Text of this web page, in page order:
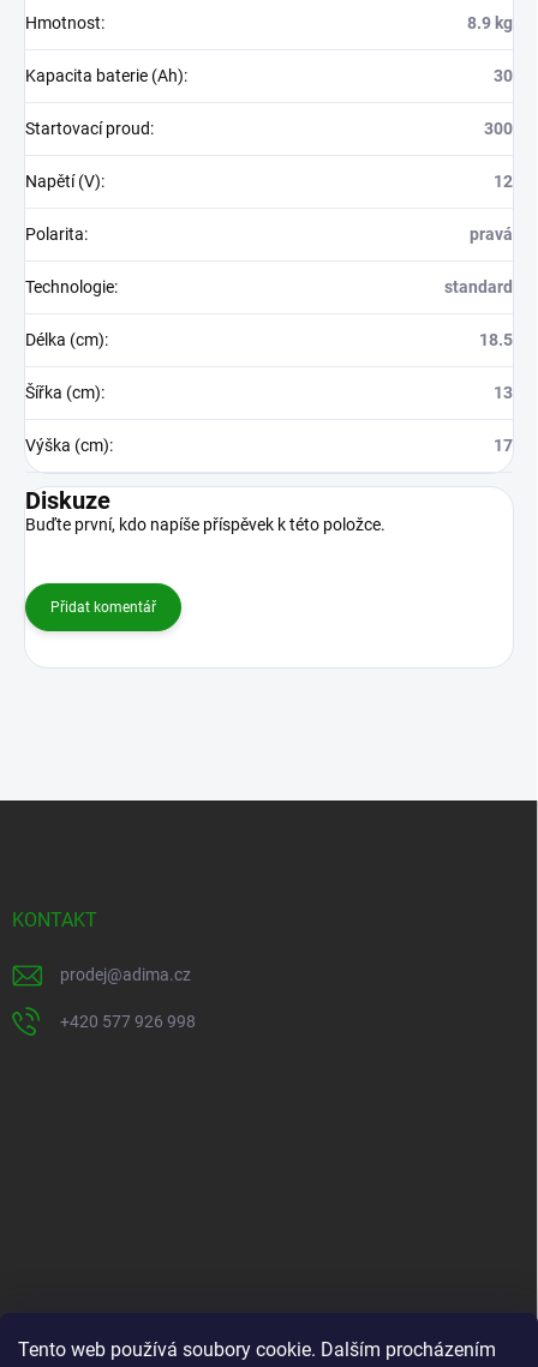
Tento web používá soubory cookie. Dalším procházením
Hmotnost: 8.9 kg
Kapacita baterie (Ah): 30
Startovací proud: 300
Napětí (V): 12
Polarita: pravá
Technologie: standard
Délka (cm): 18.5
Šířka (cm): 13
Výška (cm): 17
Diskuze
Buďte první, kdo napíše příspěvek k této položce.
Přidat komentář
KONTAKT
prodej@adima.cz
+420 577 926 998